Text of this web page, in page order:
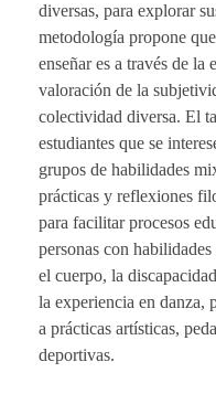
o
r
m
a
d
o
diversas, para explorar
metodología propone
enseñar es a través de
valoración de la
colectividad diversa. El
estudiantes que se
grupos de habilidades
prácticas y reflexiones
para facilitar procesos
personas con
el cuerpo, la
la experiencia en danza,
a prácticas artísticas,
deportivas.